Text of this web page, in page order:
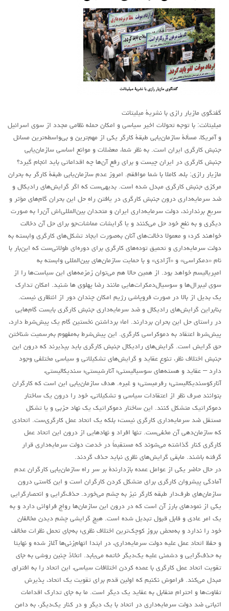
آمریکای لاتین
بحث
زنان
کارگران
نقد سیاسی
فلسفی
تئوری
نقد
کومله
فعالان کارگری
حزب کمونیست کارگری
حزب کمونیست ایران
کومله
اقلیت
اتحاد سوسیالیستی کارگری
IMT گرایش بین المللی مارکسیستی
SWP حزب کارگر سوسیالیست
آنارشیست ها
مارکسیسم
تروتسکیسم
استالینیسم
آموزش مارکسیستی
کمیته اقدام کارگری
جوانان
گفتگوی مازیار رازی با نشریۀ میلیتانت
میلیتانت: با توجه تحولات اخیر سیاسی و امکان حمله نظامی مجدد از سوی اسرائیل
و آمریکا، مسألۀ سازمان‌يابی طبقۀ کارگر يکی از مهم‌ترين و بی‌واسطه‌ترين مسائل
جنبش کارگری ايران است. به نظر شما، معضلات و موانع اساسی سازمان‌يابی
جنبش کارگری در ايران چیست و برای رفع آن‌ها چه اقداماتی بايد انجام گيرد؟
مازیار رازی: بله، کاملا با شما موافقم. امروز عدم سازمان‌یابی طبقۀ کارگر به بحران
مرکزی جنبش کارگری مبدل شده است. بدیهی‌ست که اگر گرایش‌های رادیکال و
ضد سرمایه‌داری درون جنبش کارگری در یافتن راهِ‌ حل این بحران گام‌های مؤثر و
سریع برندارند، دولت سرمایه‌داری ایران و متحدان بین‌المللی‌اش آن‌را به صورت
دیگری و به نفع خود حل می‌کنند و یا گرایشات مماشات‌جو برای حل آن دخالت
خواهند کرد؛ و معمولا دخالت‌های آنان به‌صورت ایجاد تشکل‌های کارگری وابسته به
دولت سرمایه‌داری و تحمیق توده‌های کارگری برای دوره‌ای طولانی‌ست که این‌بار با
نام «دمکراسی» و «آزادی» و با حمایت سازمان‌های بین‌المللی وابسته به
امپریالیسم خواهد بود. از همین حالا هم می‌توان زمزمه‌های این سیاست‌ها را از
سوی لیبرال‌ها و سوسیال‌دمکرات‌هایی مانند رضا پهلوی ها شنید. امکان تدارک
یک بدیل از بالا در صورت فروپاشی رژیم امکان چندان دور از انتظاری نیست.
بنابراین گرایش‌های رادیکال و ضد سرمایه‌داری جنبش کارگری بایست گام‌هایی
در راستای حل این بحران بردارند. اما؛ برداشتن نخستین گام یک پیش‌شرط دارد،
پیش‌شرط اعتقاد به دموکراسی کارگری. این پیش‌شرط به‌مفهوم به‌رسمیت شناختن
حق گرایش است. گرایش‌های رادیکال جنبش کارگری باید بپذیرند که درون این
جنبش اختلاف نظر، تنوع عقاید و گرایش‌های تشکیلاتی و سیاسی مختلفی وجود
دارد – عقاید و هسته‌های سوسیالیستی؛ آنارشیستی؛ سندیکالیستی،
آنارکوسندیکالیستی؛ رفرمیستی؛ و غیره. هدف سازمان‌یابی این است که کارگران
بتوانند صرف نظر از اعتقادات سیاسی و تشکیلاتی، خود را درون یک ساختار
دموکراتیک متشکل کنند. این ساختار دموکراتیک یک نهاد حزبی و یا تشکل
مستقل ضد سرمایه‌داری کارگری نیست؛ بلکه یک اتحاد عمل کارگری‌ست. اتحادی
که سازمان‌دهی آن مخفی‌ست. تنها افراد و نهادهایی از درون این اتحاد عمل
کارگری کنار گذاشته می‌شوند که مستقیماً در خدمت دولت سرمایه‌داری قرار
گرفته باشند. مابقی گرایش‌های نظری نباید حذف گردند.
در حال حاضر یکی از عوامل عمده بازدارندۀ بر سرِ راه سازمان‌یابی کارگران عدم
آمادگی پیشروان کارگری برای متشکل کردن کارگران است و این کاستی درون
سازمان‌های طرف‌دار طبقه کارگر نیز به چشم می‌خورد. حذف‌گرایی و انحصارگرایی
یکی از نمود‌های بارز آن است که در درون این سازمان‌ها رواج فراوانی دارد و به
یک امر عادی و قابلِ قبول تبدیل شده است. هیچ گرایشی چشم دیدن مخالفان
خود را ندارد و به‌محض بروز کوچک‌ترین اختلافِ نظری؛ به‌جای تحمل نظرات مخالف
و حفظ اتحادِ عمل علیه دولت سرمایه‌داری، در ابتدا اتهام‌زنی‌ها آغاز شده و نهایتا
به حذف‌گرایی و دشمنی علیه یک‌دیگر خاتمه می‌یابد. اتخاذ چنین روشی به جای
تقویت اتحاد عمل کارگری با عمده کردن اختلافات سیاسی، این اتحاد را به افتراق
مبدل می‌کند. فراموش نکنیم که اولین قدم برای تقویت یک اتحاد، پذیرش
تفاوت‌ها و احترام متقابل به عقاید یک دیگر است. ما به جای تدارک اقدامات
اثباتی ضد دولت سرمایه‌داری در اتحاد با یک دیگر و در کنار یک‌دیگر، به دامن